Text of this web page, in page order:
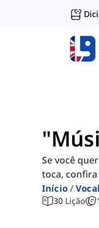
Se você
toca, confira
Início
30 Lição